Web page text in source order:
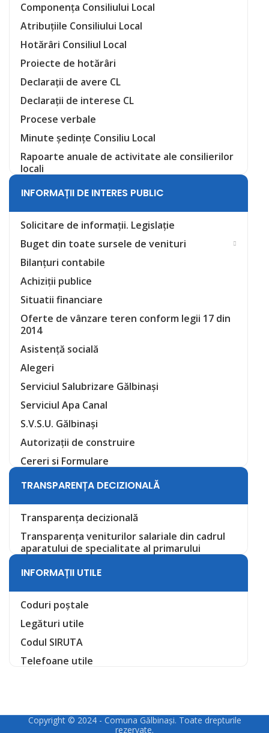
Componența Consiliului Local
Atribuțiile Consiliului Local
Hotărâri Consiliul Local
Proiecte de hotărâri
Declarații de avere CL
Declarații de interese CL
Procese verbale
Minute ședințe Consiliu Local
Rapoarte anuale de activitate ale consilierilor
locali
INFORMAȚII DE INTERES PUBLIC
Solicitare de informații. Legislație
Buget din toate sursele de venituri
Bilanțuri contabile
Achiziții publice
Situatii financiare
Oferte de vânzare teren conform legii 17 din
2014
Asistență socială
Alegeri
Serviciul Salubrizare Gălbinași
Serviciul Apa Canal
S.V.S.U. Gălbinași
Autorizații de construire
Cereri si Formulare
TRANSPARENȚA DECIZIONALĂ
Transparența decizională
Transparența veniturilor salariale din cadrul
aparatului de specialitate al primarului
INFORMAȚII UTILE
Coduri poștale
Legături utile
Codul SIRUTA
Telefoane utile
Copyright © 2024 - Comuna Gălbinași. Toate drepturile
rezervate.